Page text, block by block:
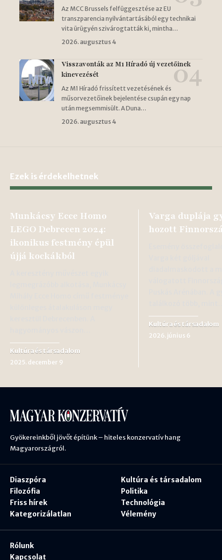
Az MCC Brussels felfüggesztése az EU
transzparencia nyilvántartásából egy technikai
vita ürügyén szivárogtatták ki, mintha…
2026. augusztus 4
Visszavonták az M1 Híradó új vezetőinek
kinevezését
Az M1 Híradó frissített vezetésének és
műsorvezetőinek bejelentése csupán egy nap
után megsemmisült. A Duna…
2026. augusztus 4
Ezek is érdekelhetnek
Munkácsy Ecce Homo
LEGO Debrecen 2024:
ikonikus festmény épül
újjá kockákból
Kultúra és társadalom
2025. december 9
Varga duplája
hozott
Kultúra és társadalom
2026. június 6
Gyökereinkből jövőt építünk – hiteles konzervatív hang
Magyarországról.
Diaszpóra
Filozófia
Friss hírek
Kategorizálatlan
Kultúra és társadalom
Politika
Technológia
Vélemény
Rólunk
Kapcsolat